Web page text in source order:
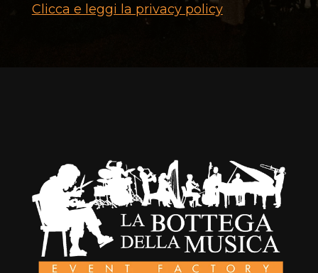
Clicca e leggi la privacy policy